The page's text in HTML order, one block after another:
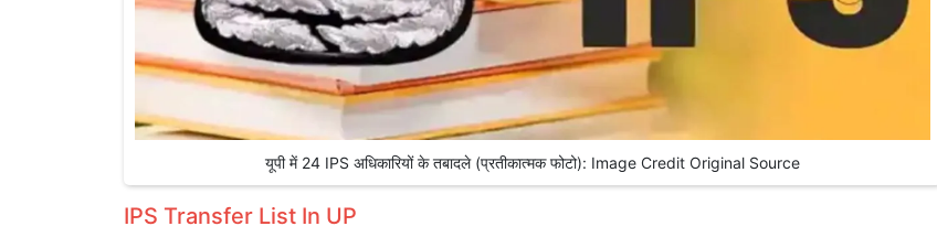
यूपी में 24 IPS अधिकारियों के तबादले (प्रतीकात्मक फोटो): Image Credit Original Source
IPS Transfer List In UP